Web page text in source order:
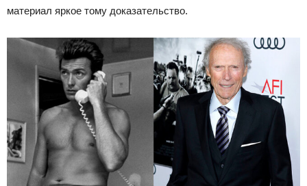
материал яркое тому доказательство.